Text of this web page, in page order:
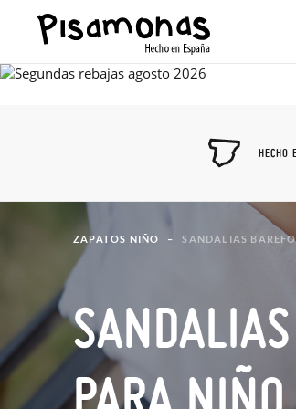
HECHO
ZAPATOS NIÑO SANDALIAS